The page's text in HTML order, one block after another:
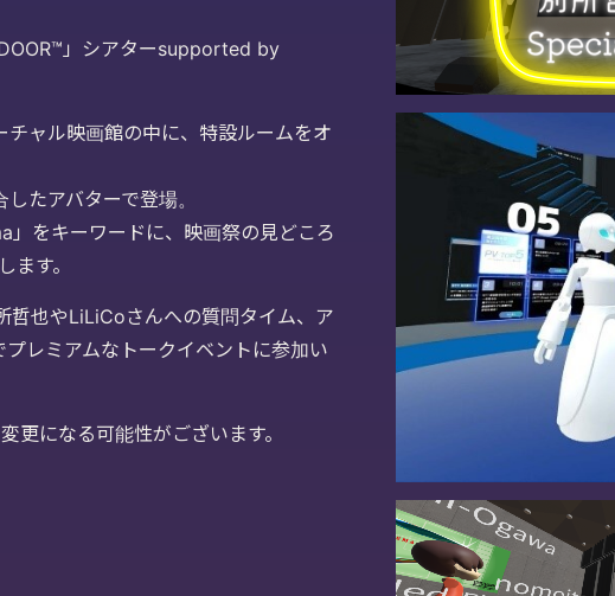
」シアターsupported by
ャル映画館の中に、特設ルームをオ
たアバターで登場。
をキーワードに、映画祭の見どころ
す。
哲也やLiLiCoさんへの質問タイム、ア
レミアムなトークイベントに参加い
更になる可能性がございます。